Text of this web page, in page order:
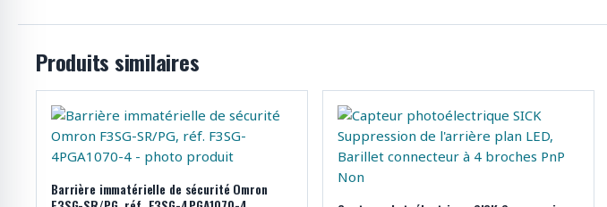
Produits similaires
Barrière immatérielle de sécurité Omron